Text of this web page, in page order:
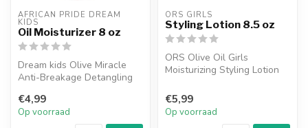
AFRICAN PRIDE DREAM
KIDS
Oil Moisturizer 8 oz
Dream kids Olive Miracle
Anti-Breakage Detangling
vochtri...
€4,99
Op voorraad
ORS GIRLS
Styling Lotion 8.5 oz
ORS Olive Oil Girls
Moisturizing Styling Lotion
een dage...
€5,99
Op voorraad